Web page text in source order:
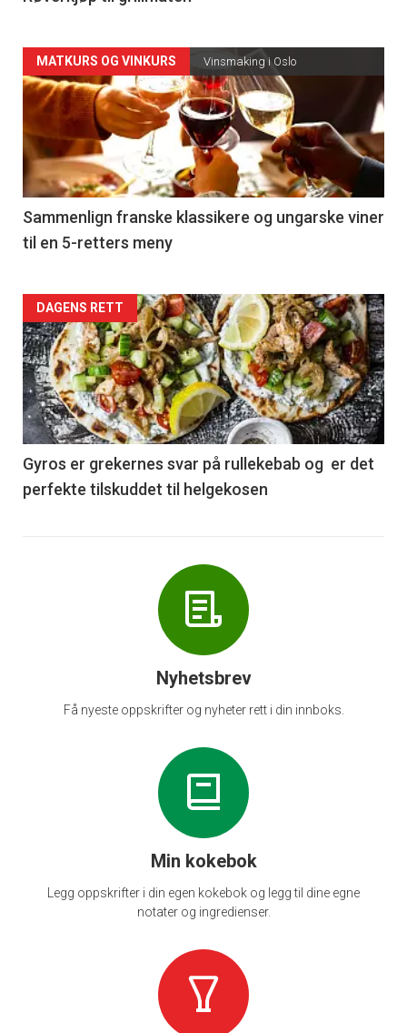
Forsiden
akkurat
nå
-
5
MATKURS OG VINKURS Vinsmaking i Oslo
Sammenlign franske klassikere og ungarske viner
til en 5-retters meny
Forsiden
akkurat
nå
-
6
DAGENS RETT
Gyros er grekernes svar på rullekebab og er det
perfekte tilskuddet til helgekosen
Nyhetsbrev
Få nyeste oppskrifter og nyheter rett i din innboks.
Min kokebok
Legg oppskrifter i din egen kokebok og legg til dine egne
notater og ingredienser.